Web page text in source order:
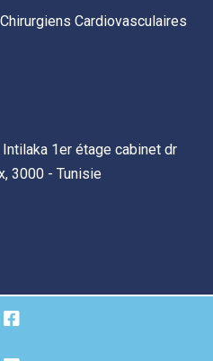
Cardiovasculaires
1er étage cabinet dr
3000 - Tunisie